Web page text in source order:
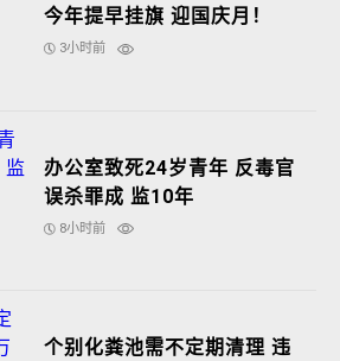
今年提早挂旗 迎国庆月！
3小时前
办公室致死24岁青年 反毒官
误杀罪成 监10年
8小时前
个别化粪池需不定期清理 违